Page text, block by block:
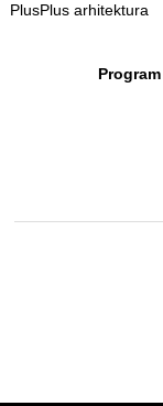
PlusPlus arhitektura